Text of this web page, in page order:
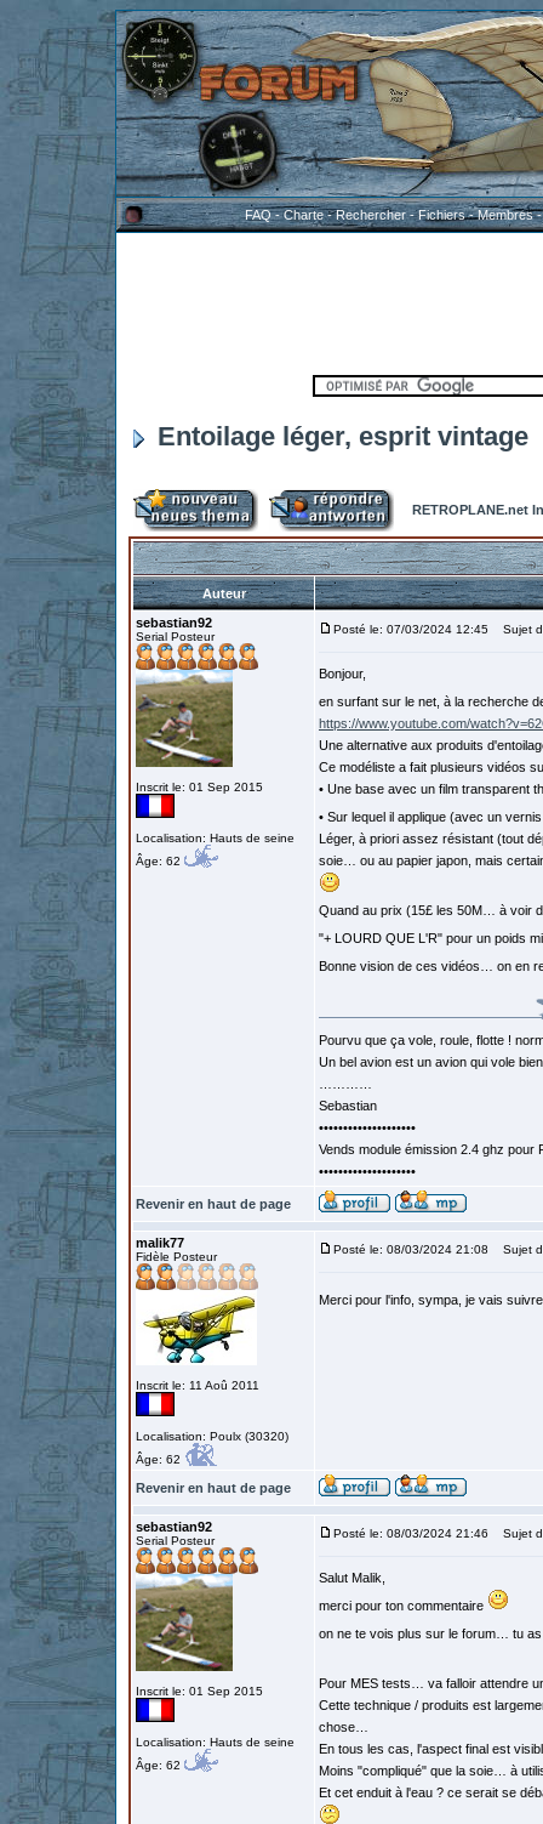
FAQ-Charte-Rechercher-Fichiers-Membres
Entoilage léger, esprit vintage
RETROPLANE.net
Auteur
sebastian92
Serial Posteur
Inscrit le: 01 Sep 2015
Localisation: Hauts de seine
Âge: 62
Posté le: 07/03/2024 12:45 Sujet
Bonjour,
en surfant sur le net, à la recherche
https://www.youtube.com/
Une alternative aux produits
Ce modéliste a fait plusieurs vidéos
• Une base avec un film transparent
• Sur lequel il applique (avec un
Léger, à priori assez résistant (tout
soie… ou au papier japon, mais
Quand au prix (15£ les 50M… à voir
"+ LOURD QUE L'R" pour un poids
Bonne vision de ces vidéos… on en
Pourvu que ça vole, roule, flotte !
Un bel avion est un avion qui vole
Sebastian
••••••••••••••••••••
Vends module émission 2.4 ghz
••••••••••••••••••••
Revenir en haut de page
malik77
Fidèle Posteur
Inscrit le: 11 Aoû 2011
Localisation: Poulx (30320)
Âge: 62
Posté le: 08/03/2024 21:08 Sujet
Merci pour l'info, sympa, je vais
Revenir en haut de page
sebastian92
Serial Posteur
Inscrit le: 01 Sep 2015
Localisation: Hauts de seine
Âge: 62
Posté le: 08/03/2024 21:46 Sujet
Salut Malik,
merci pour ton commentaire
on ne te vois plus sur le forum… tu
Pour MES tests… va falloir attendre
Cette technique / produits est
chose…
En tous les cas, l'aspect final est
Moins "compliqué" que la soie… à
Et cet enduit à l'eau ? ce serait se